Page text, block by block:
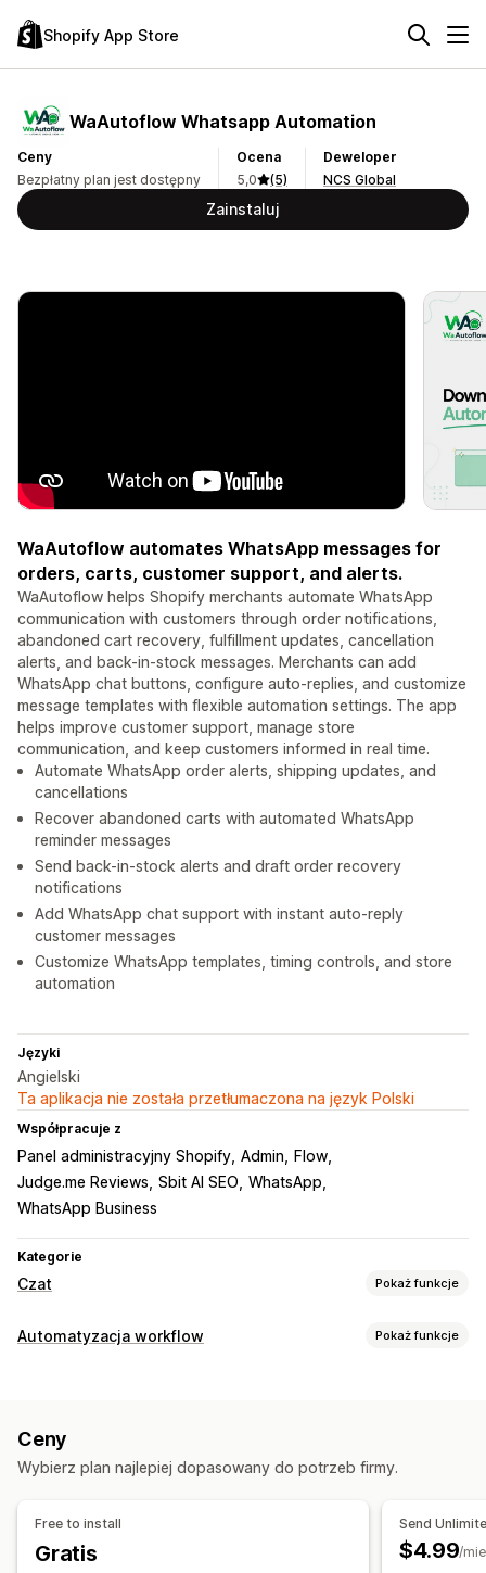
Shopify App Store
WaAutoflow Whatsapp Automation
Ceny
Bezpłatny plan jest dostępny
Ocena
5,0
(5)
Deweloper
NCS Global
Zainstaluj
WaAutoflow automates WhatsApp messages for
orders, carts, customer support, and alerts.
WaAutoflow helps Shopify merchants automate WhatsApp
communication with customers through order notifications,
abandoned cart recovery, fulfillment updates, cancellation
alerts, and back-in-stock messages. Merchants can add
WhatsApp chat buttons, configure auto-replies, and customize
message templates with flexible automation settings. The app
helps improve customer support, manage store
communication, and keep customers informed in real time.
Automate WhatsApp order alerts, shipping updates, and
cancellations
Recover abandoned carts with automated WhatsApp
reminder messages
Send back-in-stock alerts and draft order recovery
notifications
Add WhatsApp chat support with instant auto-reply
customer messages
Customize WhatsApp templates, timing controls, and store
automation
Języki
Angielski
Ta aplikacja nie została przetłumaczona na język Polski
Współpracuje z
Panel administracyjny Shopify Admin
Flow
Judge.me Reviews Sbit AI SEO WhatsApp
WhatsApp Business
Kategorie
Czat Pokaż funkcje
Wiadomości w czasie rzeczywistym
Automatyczne odpowiedzi
Odzyskiwanie koszyka
Często zadawane pytania
Szybkie odpowiedzi
Automatyzacja workflow Pokaż funkcje
Status płatności
Na podstawie czasu Przetwarzanie zamówień
Niestandardowe wyzwalacze
Ceny
Wybierz plan najlepiej dopasowany do potrzeb firmy.
Free to install
Gratis
Send
$4.99/